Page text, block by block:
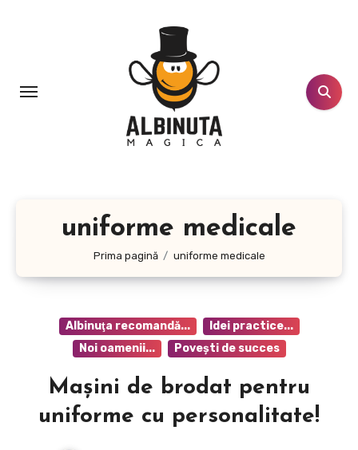
uniforme medicale
Prima pagină uniforme medicale
Albinuţa recomandă...
Idei practice...
Noi oamenii...
Poveşti de succes
Maşini de brodat pentru
uniforme cu personalitate!